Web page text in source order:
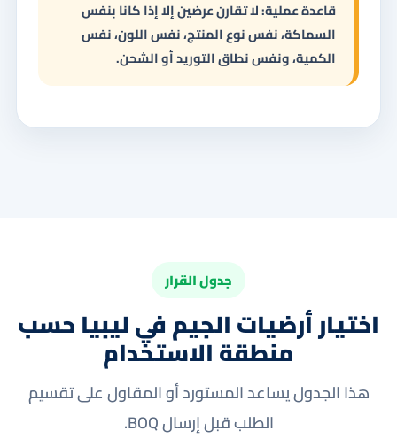
قاعدة عملية: لا تقارن عرضين إلا إذا كانا بنفس
السماكة، نفس نوع المنتج، نفس اللون، نفس
الكمية، ونفس نطاق التوريد أو الشحن.
جدول القرار
اختيار أرضيات الجيم في ليبيا حسب
منطقة الاستخدام
هذا الجدول يساعد المستورد أو المقاول على تقسيم
الطلب قبل إرسال BOQ.